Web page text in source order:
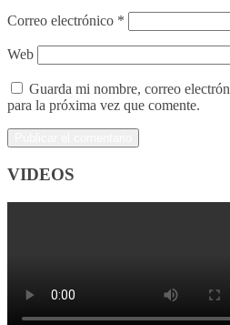
Correo electrónico *
Web
Guarda mi nombre, correo
para la próxima vez que comente.
VIDEOS